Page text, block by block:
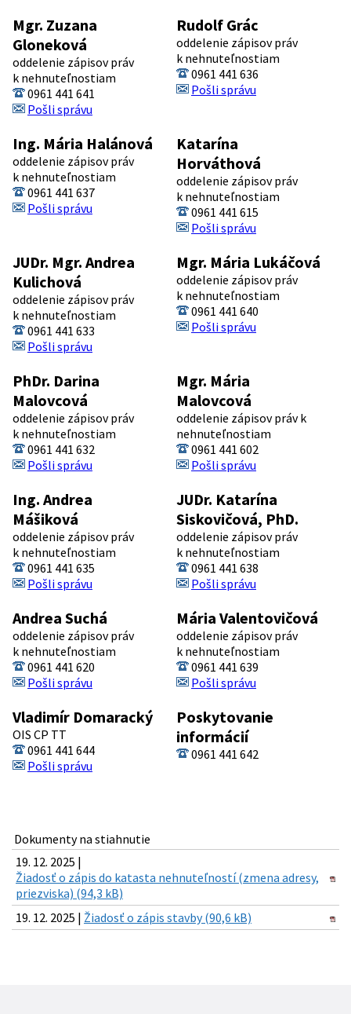
Mgr. Zuzana
Gloneková
oddelenie zápisov práv
k nehnuteľnostiam
0961 441 641
Pošli správu
Rudolf Grác
oddelenie zápisov práv
k nehnuteľnostiam
0961 441 636
Pošli správu
Ing. Mária Halánová
oddelenie zápisov práv
k nehnuteľnostiam
0961 441 637
Pošli správu
Katarína
Horváthová
oddelenie zápisov práv
k nehnuteľnostiam
0961 441 615
Pošli správu
JUDr. Mgr. Andrea
Kulichová
oddelenie zápisov práv
k nehnuteľnostiam
0961 441 633
Pošli správu
Mgr. Mária Lukáčová
oddelenie zápisov práv
k nehnuteľnostiam
0961 441 640
Pošli správu
PhDr. Darina
Malovcová
oddelenie zápisov práv
k nehnuteľnostiam
0961 441 632
Pošli správu
Mgr. Mária
Malovcová
oddelenie zápisov práv k
nehnuteľnostiam
0961 441 602
Pošli správu
Ing. Andrea
Mášiková
oddelenie zápisov práv
k nehnuteľnostiam
0961 441 635
Pošli správu
JUDr. Katarína
Siskovičová, PhD.
oddelenie zápisov práv
k nehnuteľnostiam
0961 441 638
Pošli správu
Andrea Suchá
oddelenie zápisov práv
k nehnuteľnostiam
0961 441 620
Pošli správu
Mária Valentovičová
oddelenie zápisov práv
k nehnuteľnostiam
0961 441 639
Pošli správu
Vladimír Domaracký
OIS CP TT
0961 441 644
Pošli správu
Poskytovanie
informácií
0961 441 642
Dokumenty na stiahnutie
19. 12. 2025 |
Žiadosť o zápis do katasta nehnuteľností (zmena adresy,
priezviska) (94,3 kB)
19. 12. 2025 | Žiadosť o zápis stavby (90,6 kB)